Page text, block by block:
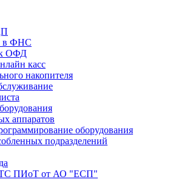
в ФНС
ОФД
касс
накопителя
аппаратов
оборудования
подразделений
ТС ПИоТ от АО "ЕСП"